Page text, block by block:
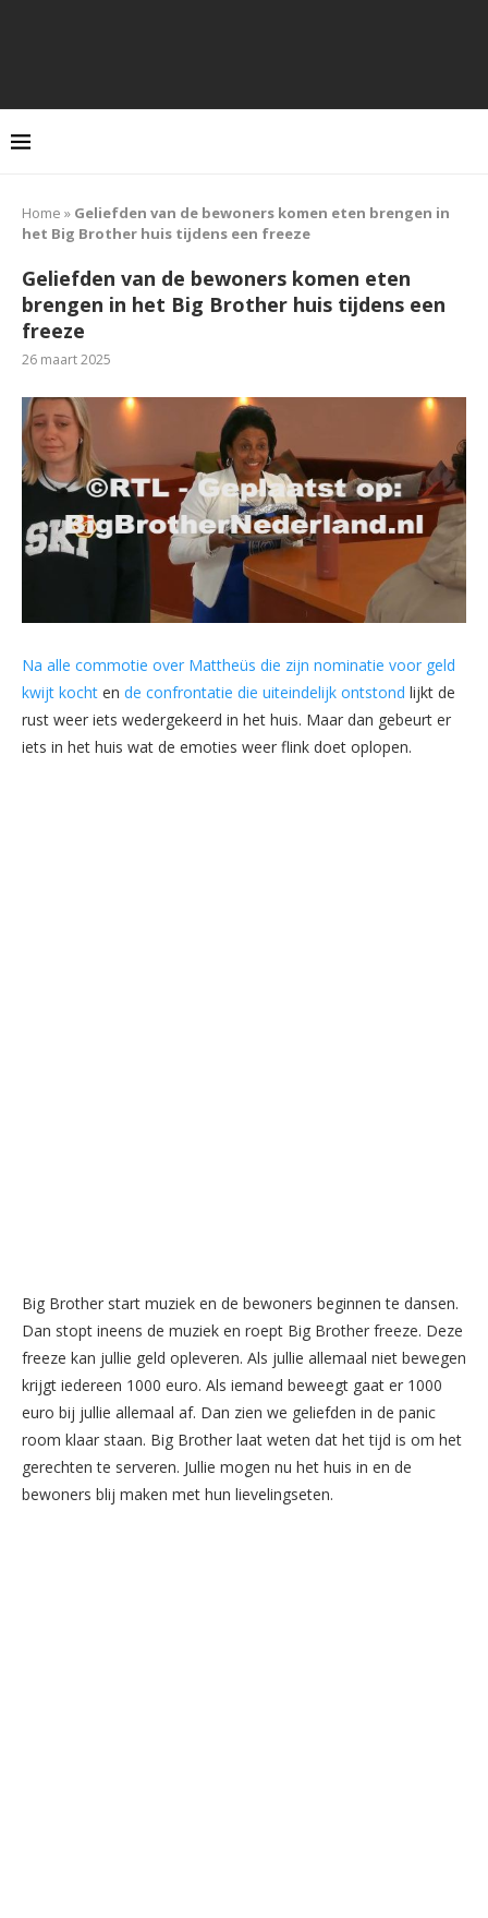
Home » Geliefden van de bewoners komen eten brengen in
het Big Brother huis tijdens een freeze
Geliefden van de bewoners komen eten
brengen in het Big Brother huis tijdens een
freeze
26 maart 2025
Na alle commotie over Mattheüs die zijn nominatie voor geld
kwijt kocht en de confrontatie die uiteindelijk ontstond lijkt de
rust weer iets wedergekeerd in het huis. Maar dan gebeurt er
iets in het huis wat de emoties weer flink doet oplopen.
Big Brother start muziek en de bewoners beginnen te dansen.
Dan stopt ineens de muziek en roept Big Brother freeze. Deze
freeze kan jullie geld opleveren. Als jullie allemaal niet bewegen
krijgt iedereen 1000 euro. Als iemand beweegt gaat er 1000
euro bij jullie allemaal af. Dan zien we geliefden in de panic
room klaar staan. Big Brother laat weten dat het tijd is om het
gerechten te serveren. Jullie mogen nu het huis in en de
bewoners blij maken met hun lievelingseten.